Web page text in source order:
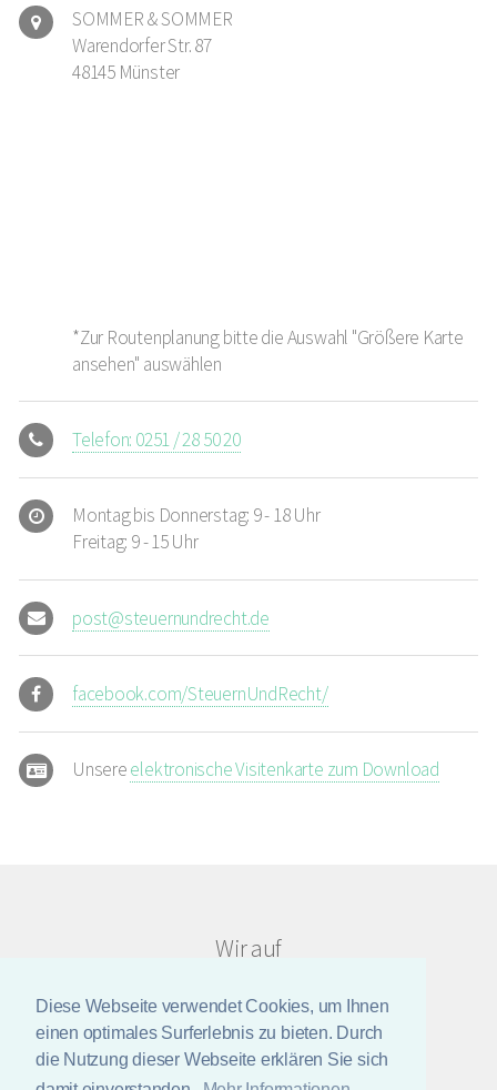
Diese Webseite verwendet Cookies, um Ihnen
einen optimales Surferlebnis zu bieten. Durch
die Nutzung dieser Webseite erklären Sie sich
SOMMER & SOMMER
Warendorfer Str. 87
48145 Münster
*Zur Routenplanung bitte die Auswahl "Größere Karte
ansehen" auswählen
Telefon: 0251 / 28 50 20
Montag bis Donnerstag: 9 - 18 Uhr
Freitag: 9 - 15 Uhr
post@steuernundrecht.de
facebook.com/SteuernUndRecht/
Unsereelektronische Visitenkarte zum Download
Wir auf
© Copyright 2026 steuern-und-recht.de